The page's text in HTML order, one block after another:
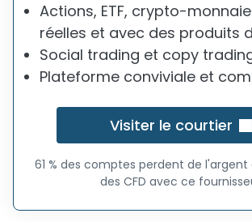
Actions, ETF, crypto-
réelles et avec des produits
Social trading et copy
Plateforme conviviale et
Visiter le courtier
61 % des comptes perdent de
des CFD avec ce